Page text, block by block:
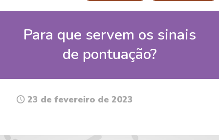
Para que servem os sinais
de pontuação?
23 de fevereiro de 2023